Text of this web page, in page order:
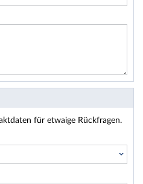
für etwaige Rückfragen.